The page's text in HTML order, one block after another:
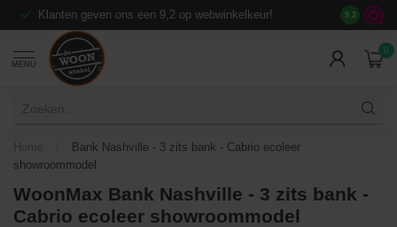
Klanten geven ons een 9,2 op webwinkelkeur! Meer dan
9.2
MENU
0
Home
Bank Nashville - 3 zits bank - Cabrio ecoleer
showroommodel
WoonMax Bank Nashville - 3 zits bank -
Cabrio ecoleer showroommodel